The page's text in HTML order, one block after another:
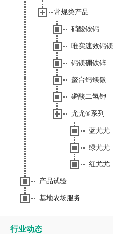
常规类产品
硝酸铵钙
唯实速效钙镁
钙镁硼铁锌
螯合钙镁微
磷酸二氢钾
尤尤®系列
蓝尤尤
绿尤尤
红尤尤
产品试验
基地农场服务
行业动态